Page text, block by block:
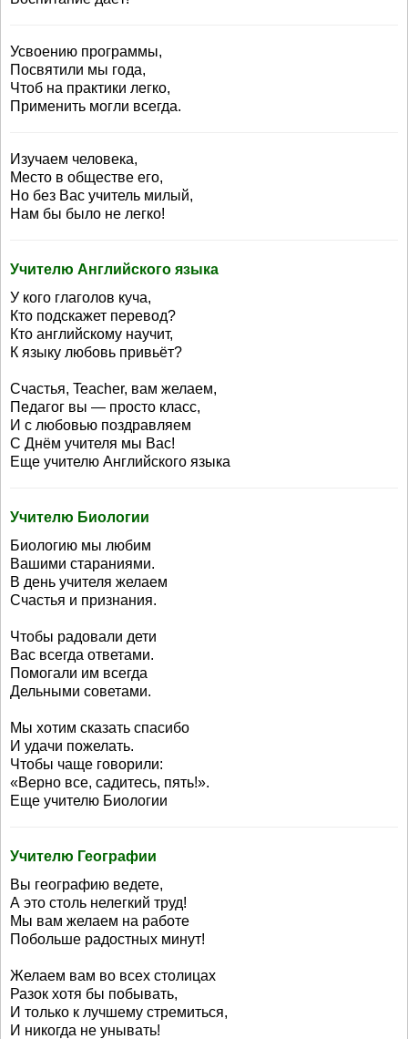
Усвоению программы,
Посвятили мы года,
Чтоб на практики легко,
Применить могли всегда.
Изучаем человека,
Место в обществе его,
Но без Вас учитель милый,
Нам бы было не легко!
Учителю Английского языка
У кого глаголов куча,
Кто подскажет перевод?
Кто английскому научит,
К языку любовь привьёт?
Счастья, Teacher, вам желаем,
Педагог вы — просто класс,
И с любовью поздравляем
С Днём учителя мы Вас!
Еще учителю Английского языка
Учителю Биологии
Биологию мы любим
Вашими стараниями.
В день учителя желаем
Счастья и признания.
Чтобы радовали дети
Вас всегда ответами.
Помогали им всегда
Дельными советами.
Мы хотим сказать спасибо
И удачи пожелать.
Чтобы чаще говорили:
«Верно все, садитесь, пять!».
Еще учителю Биологии
Учителю Географии
Вы географию ведете,
А это столь нелегкий труд!
Мы вам желаем на работе
Побольше радостных минут!
Желаем вам во всех столицах
Разок хотя бы побывать,
И только к лучшему стремиться,
И никогда не унывать!